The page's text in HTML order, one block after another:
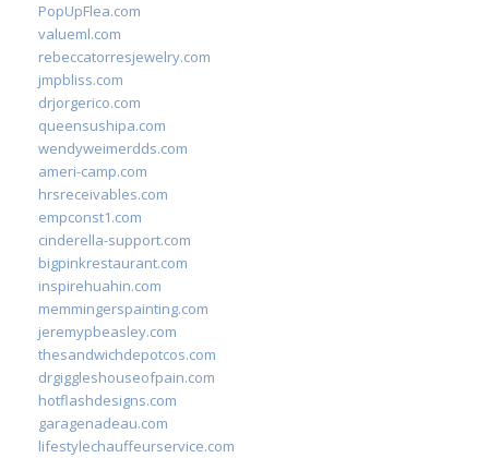
PopUpFlea.com
valueml.com
rebeccatorresjewelry.com
jmpbliss.com
drjorgerico.com
queensushipa.com
wendyweimerdds.com
ameri-camp.com
hrsreceivables.com
empconst1.com
cinderella-support.com
bigpinkrestaurant.com
inspirehuahin.com
memmingerspainting.com
jeremypbeasley.com
thesandwichdepotcos.com
drgiggleshouseofpain.com
hotflashdesigns.com
garagenadeau.com
lifestylechauffeurservice.com